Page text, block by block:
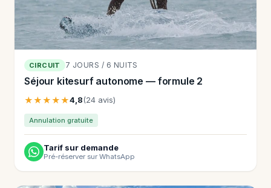
CIRCUIT 7 JOURS / 6 NUITS
Séjour kitesurf autonome — formule 2
★★★★★4,8(24 avis)
Annulation gratuite
Tarif sur demande
Pré-réserver sur WhatsApp